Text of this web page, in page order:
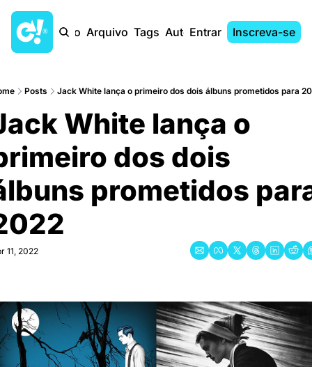
Início Arquivo Tags AutoresEntrar Inscreva-se
Posts Jack White lança o primeiro dos dois álbuns prometidos para
White lança o
dos dois
prometidos
11, 2022